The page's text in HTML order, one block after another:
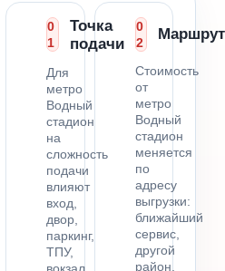
0
1
Точка
подачи
Для
метро
Водный
стадион
на
сложность
подачи
влияют
вход,
двор,
паркинг,
ТПУ,
0
2
Маршрут
Стоимость
от
метро
Водный
стадион
меняется
по
адресу
выгрузки:
ближайший
сервис,
другой
район,